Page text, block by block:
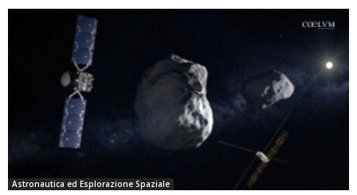
Astronautica ed Esplorazione Spaziale